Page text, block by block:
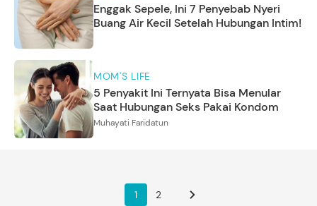
Enggak Sepele, Ini 7 Penyebab Nyeri
Buang Air Kecil Setelah Hubungan Intim!
MOM'S LIFE
5 Penyakit Ini Ternyata Bisa Menular
Saat Hubungan Seks Pakai Kondom
Muhayati Faridatun
1 2